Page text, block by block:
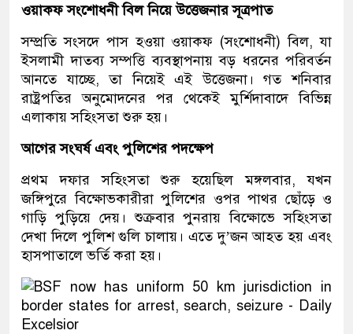
ওয়াকফ সংশোধনী বিল নিয়ে উত্তেজনার সূত্রপাত
সম্প্রতি সংসদে পাস হওয়া ওয়াকফ (সংশোধনী) বিল, যা
ইসলামী দাতব্য সম্পত্তি ব্যবস্থাপনায় বড় ধরনের পরিবর্তন
আনতে যাচ্ছে, তা নিয়েই এই উত্তেজনা। গত শনিবার
রাষ্ট্রপতির অনুমোদনের পর থেকেই মুর্শিদাবাদে বিভিন্ন
এলাকায় সহিংসতা শুরু হয়।
আগের সংঘর্ষ এবং পুলিশের পদক্ষেপ
প্রথম দফার সহিংসতা শুরু হয়েছিল মঙ্গলবার, যখন
জঙ্গিপুরে বিক্ষোভকারীরা পুলিশের ওপর পাথর ছোঁড়ে ও
গাড়ি পুড়িয়ে দেয়। শুক্রবার পুনরায় বিক্ষোভে সহিংসতা
দেখা দিলে পুলিশ গুলি চালায়। এতে দু’জন আহত হয় এবং
হাসপাতালে ভর্তি করা হয়।